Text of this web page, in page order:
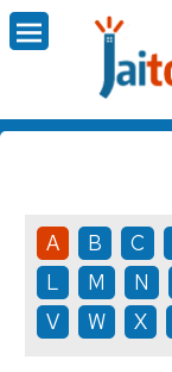
A B C
L
M N
V
W X